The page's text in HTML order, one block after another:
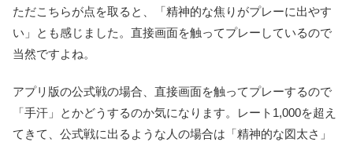
ただこちらが点を取ると、「精神的な焦りがプレーに出やす
い」とも感じました。直接画面を触ってプレーしているので
当然ですよね。
アプリ版の公式戦の場合、直接画面を触ってプレーするので
「手汗」とかどうするのか気になります。レート1,000を超え
てきて、公式戦に出るような人の場合は「精神的な図太さ」